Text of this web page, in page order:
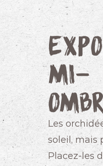
mi-
Les
soleil, mais
Placez-les